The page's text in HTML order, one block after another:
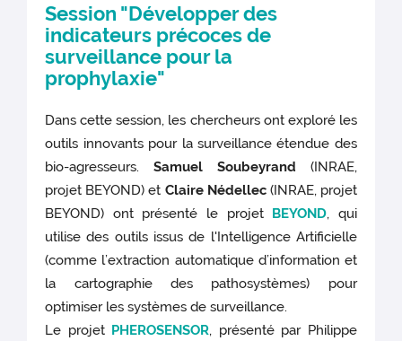
Session "Développer des
indicateurs précoces de
surveillance pour la
prophylaxie"
Dans cette session, les chercheurs ont exploré les
outils innovants pour la surveillance étendue des
bio-agresseurs.Samuel Soubeyrand (INRAE,
projet BEYOND) et Claire Nédellec(INRAE, projet
BEYOND) ont présenté le projet BEYOND, qui
utilise des outils issus de l'Intelligence Artificielle
(comme l’extraction automatique d’information et
la cartographie des pathosystèmes) pour
optimiser les systèmes de surveillance.
Le projet PHEROSENSOR, présenté par Philippe